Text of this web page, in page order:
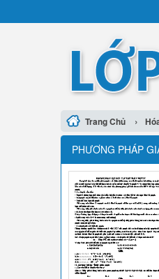
Trang Chủ ›
PHƯƠNG PHÁP